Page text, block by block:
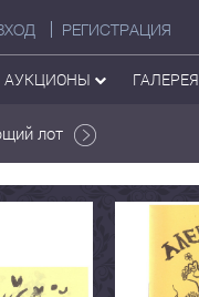
РЕГИСТРАЦИЯ
АУКЦИОНЫ ГАЛЕРЕЯ
лот